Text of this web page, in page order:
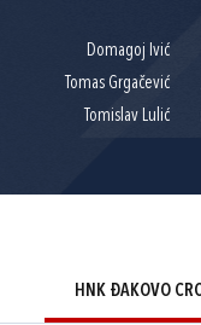
Domagoj Ivić
Tomas Grgačević
Tomislav Lulić
HNK ĐAKOVO